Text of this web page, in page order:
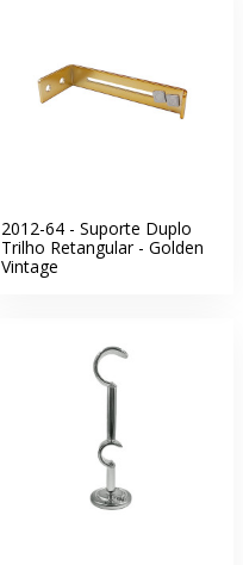
2012-64 - Suporte Duplo
Trilho Retangular - Golden
Vintage